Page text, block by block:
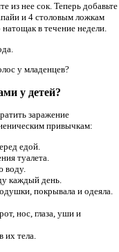
из нее сок. Теперь добавьте
и 4 столовым ложкам
в течение недели.
у младенцев?
у детей?
заражение
привычкам:
едой.
туалета.
воду.
каждый день.
покрывала и одеяла.
нос, глаза, уши и
тела.